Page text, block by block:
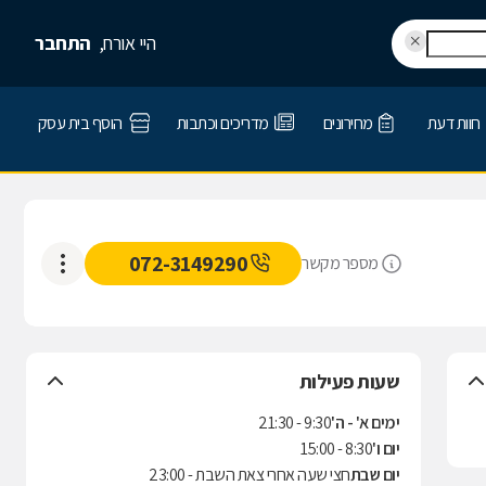
היי אורח, התחבר
חוות דעת מחירונים מדריכים וכתבות הוסף בית עסק
מספר מקשר 072-3149290
שעות פעילות
ימים א' - ה'9:30 - 21:30
יום ו'8:30 - 15:00
יום שבתחצי שעה אחרי צאת השבת - 23:00